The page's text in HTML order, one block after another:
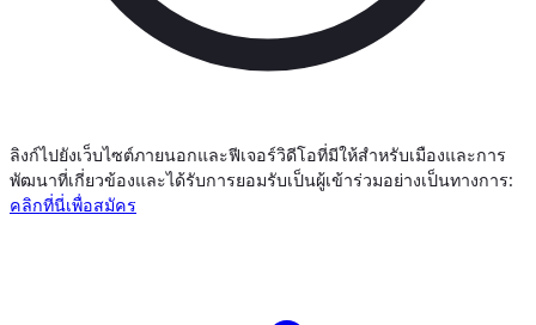
ลิงก์ไปยังเว็บไซต์ภายนอกและฟีเจอร์วิดีโอที่มีให้สำหรับเมืองและการ
พัฒนาที่เกี่ยวข้องและได้รับการยอมรับเป็นผู้เข้าร่วมอย่างเป็นทางการ:
คลิกที่นี่เพื่อสมัคร